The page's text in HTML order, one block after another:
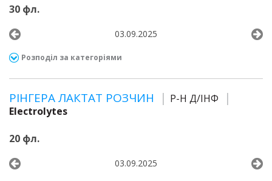
30 фл.
03.09.2025
Розподіл за категоріями
РІНГЕРА ЛАКТАТ РОЗЧИН
Р-Н Д/ІНФ
Electrolytes
20 фл.
03.09.2025